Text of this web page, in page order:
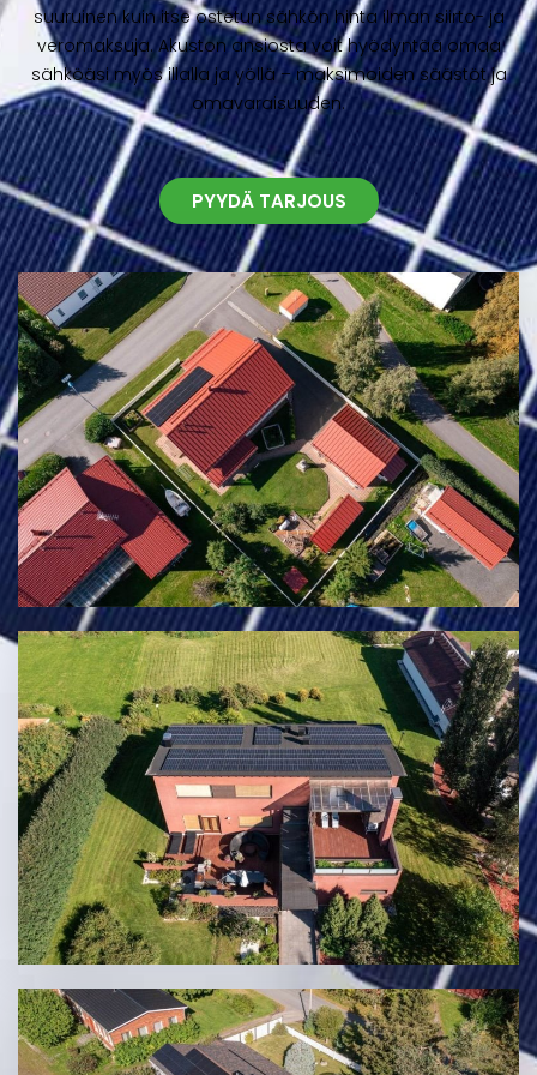
suuruinen kuin itse ostetun sähkön hinta ilman siirto- ja
veromaksuja. Akuston ansiosta voit hyödyntää omaa
sähköäsi myös illalla ja yöllä – maksimoiden säästöt ja
omavaraisuuden.
PYYDÄ TARJOUS